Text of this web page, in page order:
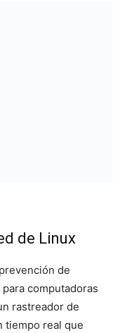
de Linux
de
computadoras
rastreador de
tiempo real que